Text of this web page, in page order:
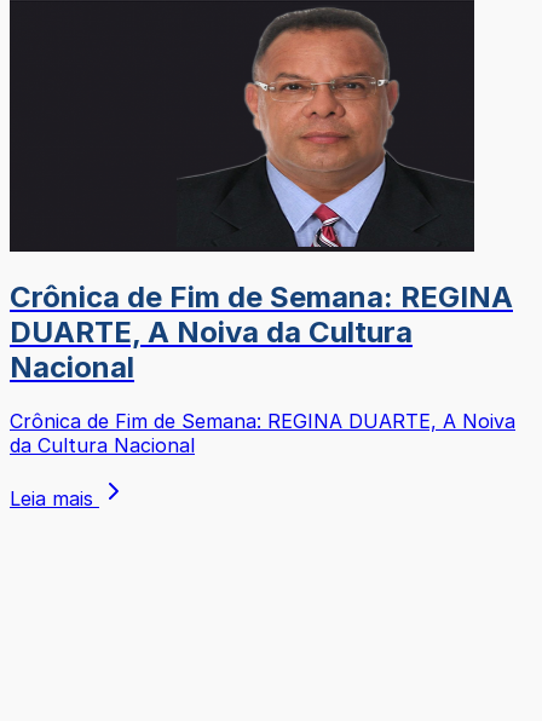
Crônica de Fim de Semana: REGINA
DUARTE, A Noiva da Cultura
Nacional
Crônica de Fim de Semana: REGINA DUARTE, A Noiva
da Cultura Nacional
Leia mais